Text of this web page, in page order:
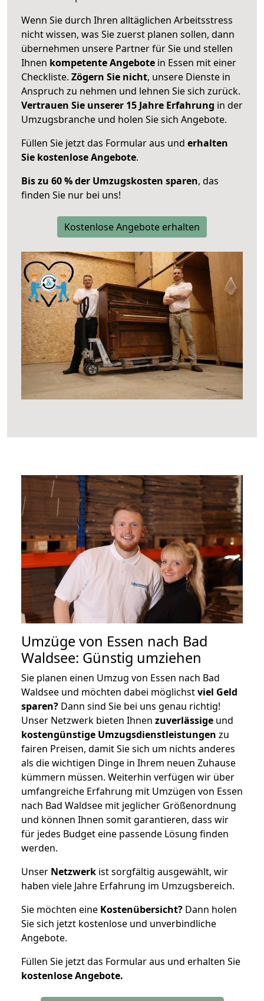
Wenn Sie durch Ihren alltäglichen Arbeitsstress
nicht wissen, was Sie zuerst planen sollen, dann
übernehmen unsere Partner für Sie und stellen
Ihnen kompetente Angebote in Essen mit einer
Checkliste. Zögern Sie nicht, unsere Dienste in
Anspruch zu nehmen und lehnen Sie sich zurück.
Vertrauen Sie unserer 15 Jahre Erfahrung in der
Umzugsbranche und holen Sie sich Angebote.
Füllen Sie jetzt das Formular aus und erhalten
Sie kostenlose Angebote.
Bis zu 60 % der Umzugskosten sparen, das
finden Sie nur bei uns!
Kostenlose Angebote erhalten
Umzüge von Essen nach Bad
Waldsee: Günstig umziehen
Sie planen einen Umzug von Essen nach Bad
Waldsee und möchten dabei möglichstviel Geld
sparen? Dann sind Sie bei uns genau richtig!
Unser Netzwerk bieten Ihnen zuverlässige und
kostengünstige Umzugsdienstleistungen zu
fairen Preisen, damit Sie sich um nichts anderes
als die wichtigen Dinge in Ihrem neuen Zuhause
kümmern müssen. Weiterhin verfügen wir über
umfangreiche Erfahrung mit Umzügen von Essen
nach Bad Waldsee mit jeglicher Größenordnung
und können Ihnen somit garantieren, dass wir
für jedes Budget eine passende Lösung finden
werden.
Unser Netzwerk ist sorgfältig ausgewählt, wir
haben viele Jahre Erfahrung im Umzugsbereich.
Sie möchten eine Kostenübersicht? Dann holen
Sie sich jetzt kostenlose und unverbindliche
Angebote.
Füllen Sie jetzt das Formular aus und erhalten Sie
kostenloseAngebote.